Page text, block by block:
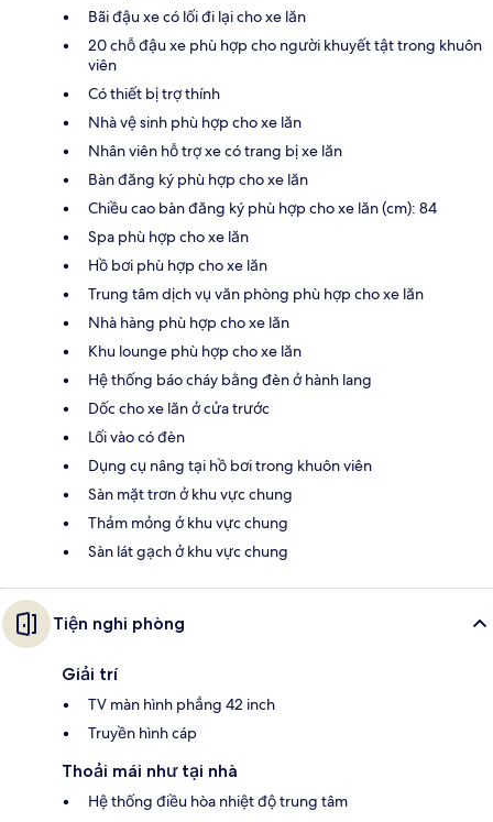
Bãi đậu xe có lối đi lại cho xe lăn
20 chỗ đậu xe phù hợp cho người khuyết tật trong khuôn
viên
Có thiết bị trợ thính
Nhà vệ sinh phù hợp cho xe lăn
Nhân viên hỗ trợ xe có trang bị xe lăn
Bàn đăng ký phù hợp cho xe lăn
Chiều cao bàn đăng ký phù hợp cho xe lăn (cm): 84
Spa phù hợp cho xe lăn
Hồ bơi phù hợp cho xe lăn
Trung tâm dịch vụ văn phòng phù hợp cho xe lăn
Nhà hàng phù hợp cho xe lăn
Khu lounge phù hợp cho xe lăn
Hệ thống báo cháy bằng đèn ở hành lang
Dốc cho xe lăn ở cửa trước
Lối vào có đèn
Dụng cụ nâng tại hồ bơi trong khuôn viên
Sàn mặt trơn ở khu vực chung
Thảm mỏng ở khu vực chung
Sàn lát gạch ở khu vực chung
Tiện nghi phòng
Giải trí
TV màn hình phẳng 42 inch
Truyền hình cáp
Thoải mái như tại nhà
Hệ thống điều hòa nhiệt độ trung tâm